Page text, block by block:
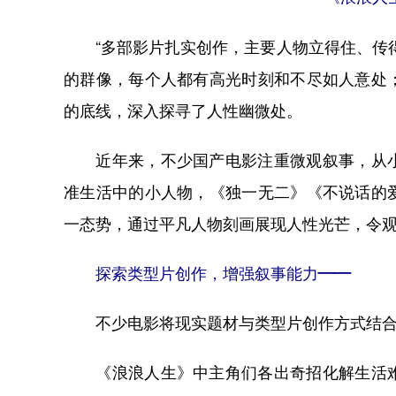
“多部影片扎实创作，主要人物立得住、传
的群像，每个人都有高光时刻和不尽如人意
的底线，深入探寻了人性幽微处。
近年来，不少国产电影注重微观叙事，从
准生活中的小人物，《独一无二》《不说话
一态势，通过平凡人物刻画展现人性光芒，令
探索类型片创作，增强叙事能力——
不少电影将现实题材与类型片创作方式结合
《浪浪人生》中主角们各出奇招化解生活